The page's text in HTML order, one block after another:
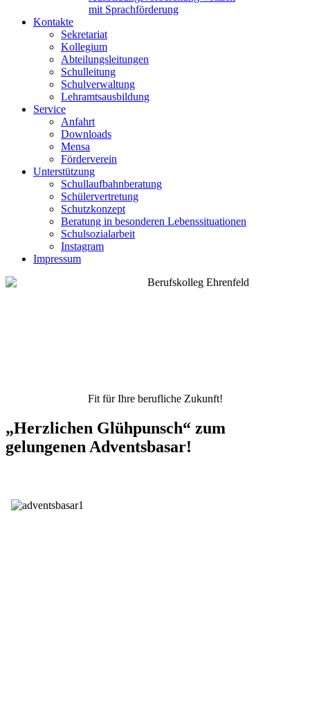
mit Sprachförderung
Kontakte
Sekretariat
Kollegium
Abteilungsleitungen
Schulleitung
Schulverwaltung
Lehramtsausbildung
Service
Anfahrt
Downloads
Mensa
Förderverein
Unterstützung
Schullaufbahnberatung
Schülervertretung
Schutzkonzept
Beratung in besonderen Lebenssituationen
Schulsozialarbeit
Instagram
Impressum
Fit für Ihre berufliche Zukunft!
„Herzlichen Glühpunsch“ zum
gelungenen Adventsbasar!